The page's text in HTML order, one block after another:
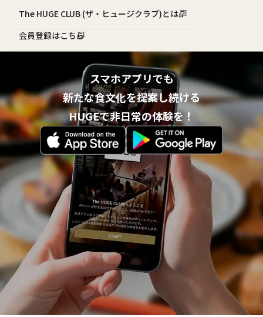
The HUGE CLUB (ザ・ヒュージクラブ)とは？
会員登録はこちら
スマホアプリでも
新たな食文化を提案し続ける
HUGEで非日常の体験を！